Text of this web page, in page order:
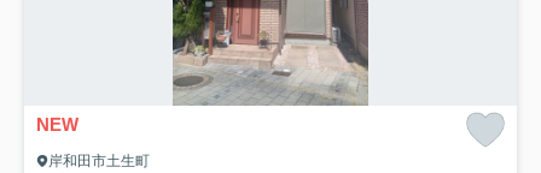
NEW
岸和田市土生町